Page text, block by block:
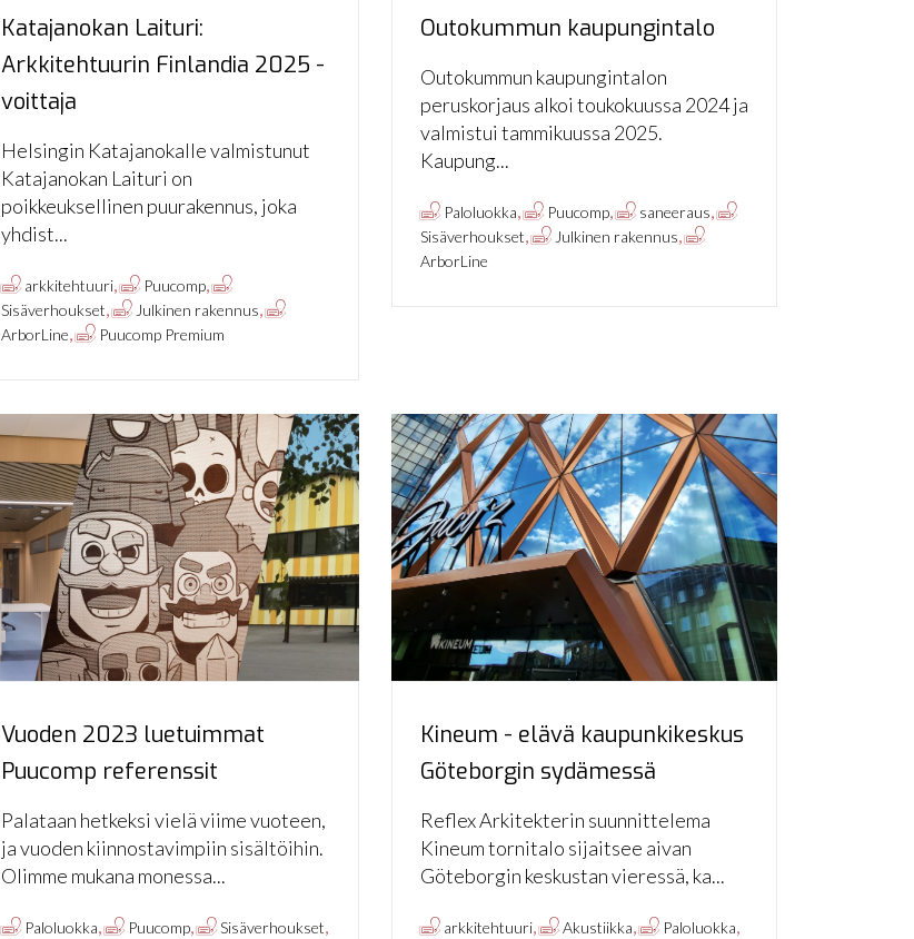
Katajanokan Laituri:
Arkkitehtuurin Finlandia 2025 -
voittaja
Helsingin Katajanokalle valmistunut
Katajanokan Laituri on
poikkeuksellinen puurakennus, joka
yhdist...
arkkitehtuuri, Puucomp,
Sisäverhoukset, Julkinen rakennus,
ArborLine, Puucomp Premium
Outokummun kaupungintalo
Outokummun kaupungintalon
peruskorjaus alkoi toukokuussa 2024 ja
valmistui tammikuussa 2025.
Kaupung...
Paloluokka, Puucomp, saneeraus,
Sisäverhoukset, Julkinen rakennus,
ArborLine
Vuoden 2023 luetuimmat
Puucomp referenssit
Palataan hetkeksi vielä viime vuoteen,
ja vuoden kiinnostavimpiin sisältöihin.
Olimme mukana monessa...
Paloluokka, Puucomp, Sisäverhoukset,
Kineum - elävä kaupunkikeskus
Göteborgin sydämessä
Reflex Arkitekterin suunnittelema
Kineum tornitalo sijaitsee aivan
Göteborgin keskustan vieressä, ka...
arkkitehtuuri, Akustiikka, Paloluokka,